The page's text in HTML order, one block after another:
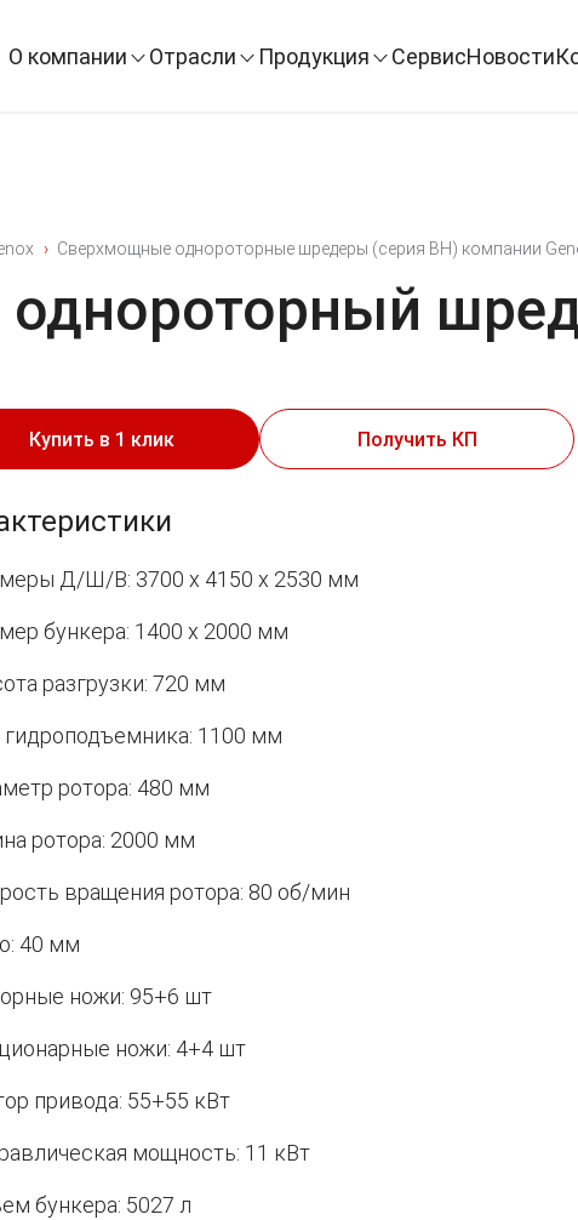
О компании Отрасли Продукция СервисНовости
Сверхмощные однороторные шредеры (серия BH) компании
Купить в 1 клик Получить КП
Д/Ш/В: 3700 x 4150 x 2530 мм
бункера: 1400 x 2000 мм
разгрузки: 720 мм
гидроподъемника: 1100 мм
ротора: 480 мм
ротора: 2000 мм
вращения ротора: 80 об/мин
40 мм
ножи: 95+6 шт
ножи: 4+4 шт
привода: 55+55 кВт
мощность: 11 кВт
бункера: 5027 л